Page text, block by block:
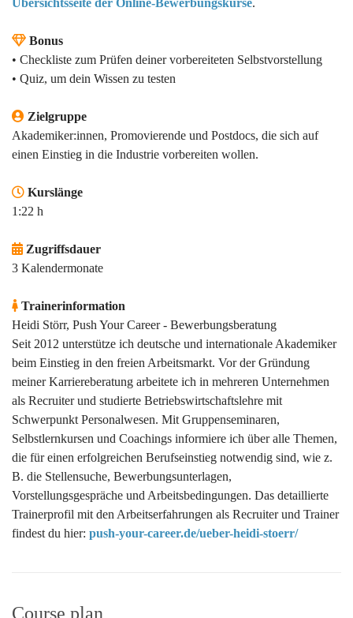
Übersichtsseite der Online-Bewerbungskurse.
Bonus
• Checkliste zum Prüfen deiner vorbereiteten Selbstvorstellung
• Quiz, um dein Wissen zu testen
Zielgruppe
Akademiker:innen, Promovierende und Postdocs, die sich auf
einen Einstieg in die Industrie vorbereiten wollen.
Kurslänge
1:22 h
Zugriffsdauer
3 Kalendermonate
Trainerinformation
Heidi Störr, Push Your Career - Bewerbungsberatung
Seit 2012 unterstütze ich deutsche und internationale Akademiker
beim Einstieg in den freien Arbeitsmarkt. Vor der Gründung
meiner Karriereberatung arbeitete ich in mehreren Unternehmen
als Recruiter und studierte Betriebswirtschaftslehre mit
Schwerpunkt Personalwesen. Mit Gruppenseminaren,
Selbstlernkursen und Coachings informiere ich über alle Themen,
die für einen erfolgreichen Berufseinstieg notwendig sind, wie z.
B. die Stellensuche, Bewerbungsunterlagen,
Vorstellungsgespräche und Arbeitsbedingungen. Das detaillierte
Trainerprofil mit den Arbeitserfahrungen als Recruiter und Trainer
findest du hier: push-your-career.de/ueber-heidi-stoerr/
Course plan